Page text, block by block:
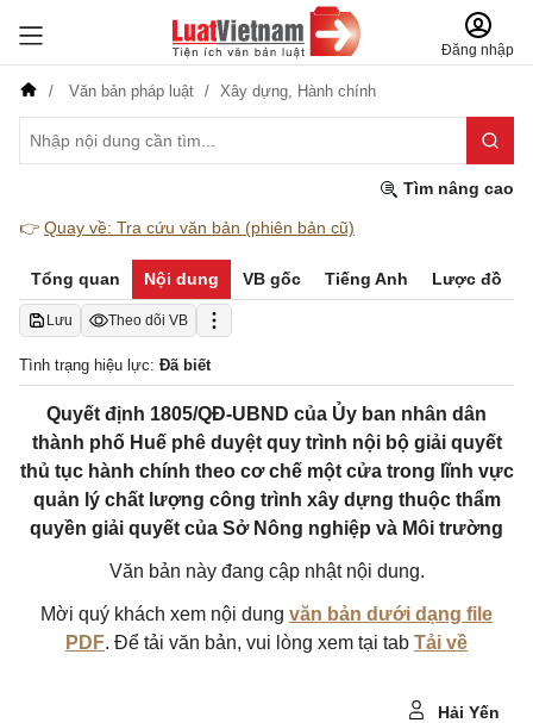
Đăng nhập
Văn bản pháp luật Xây dựng, Hành chính
Tìm nâng cao
👉 Quay về: Tra cứu văn bản (phiên bản cũ)
Tổng quan Nội dung VB gốc Tiếng Anh Lược đồ
Lưu Theo dõi VB
Tình trạng hiệu lực: Đã biết
Quyết định 1805/QĐ-UBND của Ủy ban nhân dân
thành phố Huế phê duyệt quy trình nội bộ giải quyết
thủ tục hành chính theo cơ chế một cửa trong lĩnh vực
quản lý chất lượng công trình xây dựng thuộc thẩm
quyền giải quyết của Sở Nông nghiệp và Môi trường
Văn bản này đang cập nhật nội dung.
Mời quý khách xem nội dung văn bản dưới dạng file
PDF. Để tải văn bản, vui lòng xem tại tab Tải về
Hải Yến